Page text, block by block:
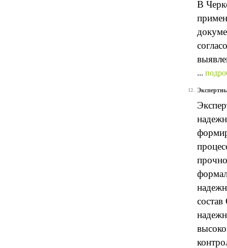
В
...
12.